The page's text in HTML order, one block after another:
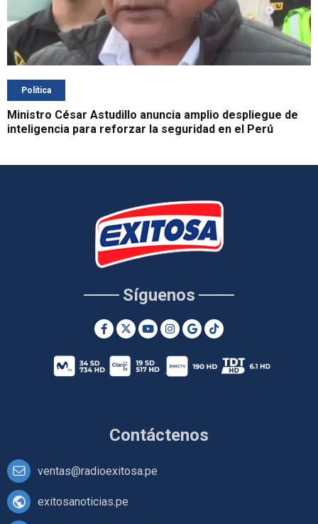
Política
Ministro César Astudillo anuncia amplio despliegue de
inteligencia para reforzar la seguridad en el Perú
Contáctenos
ventas@radioexitosa.pe
exitosanoticias.pe
Síguenos